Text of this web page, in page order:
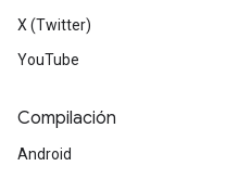
X (Twitter)
YouTube
Compilación
Android